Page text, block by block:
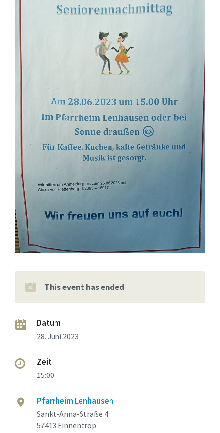
This event has ended
Datum
28. Juni 2023
Zeit
15:00
Pfarrheim Lenhausen
Sankt-Anna-Straße 4
57413 Finnentrop